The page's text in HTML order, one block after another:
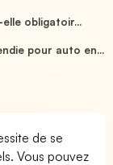
obligatoir...
pour auto en...
de se
Vous pouvez